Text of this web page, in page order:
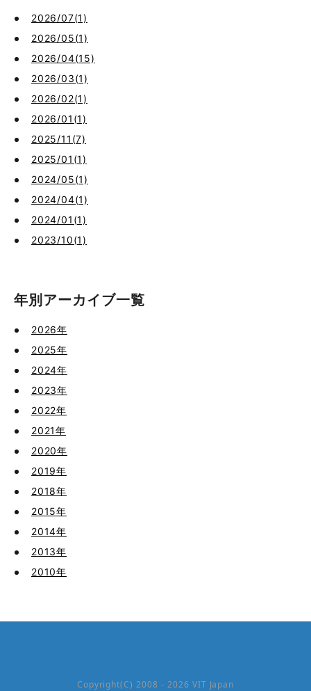
2026/07(1)
2026/05(1)
2026/04(15)
2026/03(1)
2026/02(1)
2026/01(1)
2025/11(7)
2025/01(1)
2024/05(1)
2024/04(1)
2024/01(1)
2023/10(1)
年別アーカイブ一覧
2026年
2025年
2024年
2023年
2022年
2021年
2020年
2019年
2018年
2015年
2014年
2013年
2010年
Copyright(C) 2008 - 2026 VIT Japan